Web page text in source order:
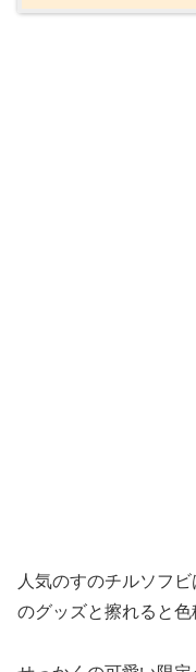
人気のすのチルソフ
のグッズと擦れると色